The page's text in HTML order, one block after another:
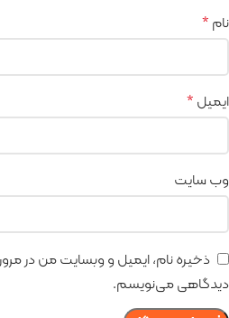
نام*
ایمیل*
وب‌ سایت
ذخیره نام، ایمیل و وبسایت من در
دیدگاهی می‌نویسم.